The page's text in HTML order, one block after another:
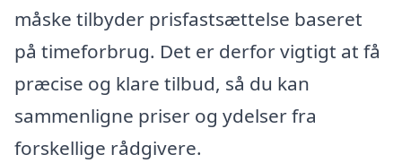
måske tilbyder prisfastsættelse baseret
på timeforbrug. Det er derfor vigtigt at få
præcise og klare tilbud, så du kan
sammenligne priser og ydelser fra
forskellige rådgivere.